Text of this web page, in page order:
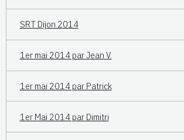
SRT Dijon 2014
1er mai 2014 par Jean V.
1er mai 2014 par Patrick
1er Mai 2014 par Dimitri